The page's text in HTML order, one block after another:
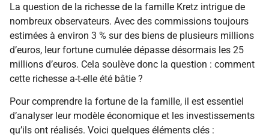
La question de la richesse de la famille Kretz intrigue de
nombreux observateurs. Avec des commissions toujours
estimées à environ 3 % sur des biens de plusieurs millions
d’euros, leur fortune cumulée dépasse désormais les 25
millions d’euros. Cela soulève donc la question : comment
cette richesse a-t-elle été bâtie ?
Pour comprendre la fortune de la famille, il est essentiel
d’analyser leur modèle économique et les investissements
qu’ils ont réalisés. Voici quelques éléments clés :